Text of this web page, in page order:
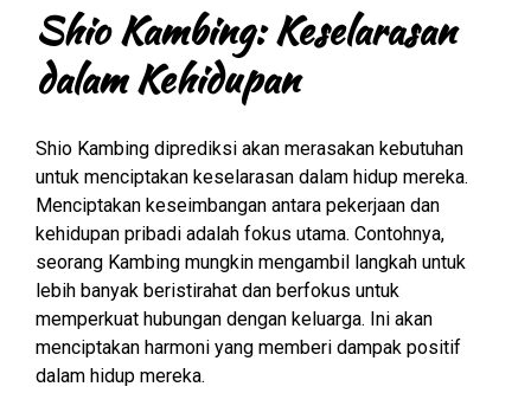
Shio Kambing: Keselarasan
dalam Kehidupan
Shio Kambing diprediksi akan merasakan kebutuhan
untuk menciptakan keselarasan dalam hidup mereka.
Menciptakan keseimbangan antara pekerjaan dan
kehidupan pribadi adalah fokus utama. Contohnya,
seorang Kambing mungkin mengambil langkah untuk
lebih banyak beristirahat dan berfokus untuk
memperkuat hubungan dengan keluarga. Ini akan
menciptakan harmoni yang memberi dampak positif
dalam hidup mereka.